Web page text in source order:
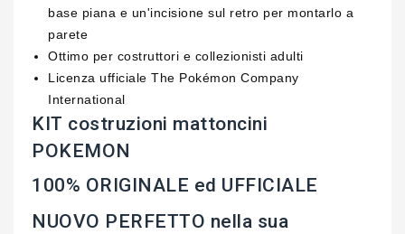
base piana e un'incisione sul retro per montarlo a
parete
Ottimo per costruttori e collezionisti adulti
Licenza ufficiale The Pokémon Company
International
KIT costruzioni mattoncini
POKEMON
100% ORIGINALE ed UFFICIALE
NUOVO PERFETTO nella sua